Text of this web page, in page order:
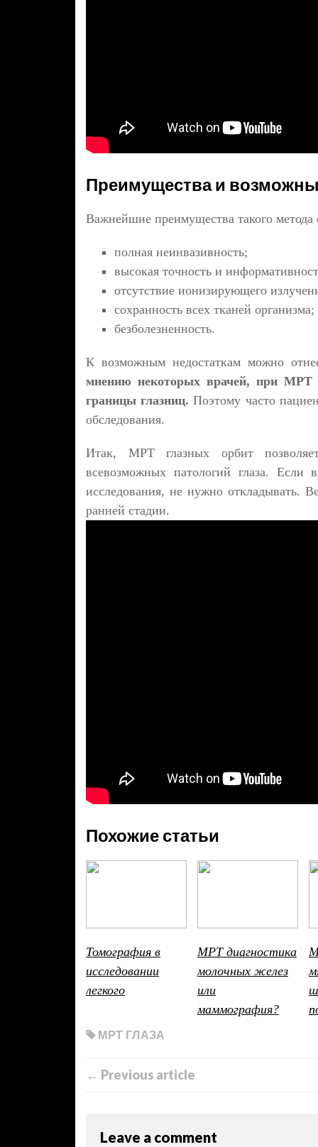
Преимущества и
Важнейшие преимущества такого
полная неинвазивность;
высокая точность и
отсутствие ионизирующего
сохранность всех тканей организма;
безболезненность.
К возможным недостаткам можно
мнению некоторых врачей, при МРТ
границы глазниц. Поэтому часто
обследования.
Итак, МРТ глазных орбит
всевозможных патологий глаза. Если
исследования, не нужно откладывать.
ранней стадии.
Похожие статьи
Томография в
исследовании
легкого
МРТ диагностика
молочных желез
или
маммография?
МРТ ГЛАЗА
← Previous article
Leave a comment